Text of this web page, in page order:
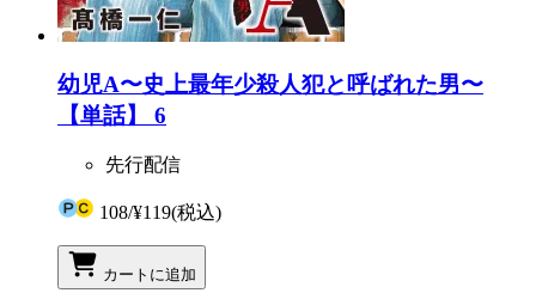
幼児A〜史上最年少殺人犯と呼ばれた男〜
【単話】 6
先行配信
108/¥119(税込)
カートに追加